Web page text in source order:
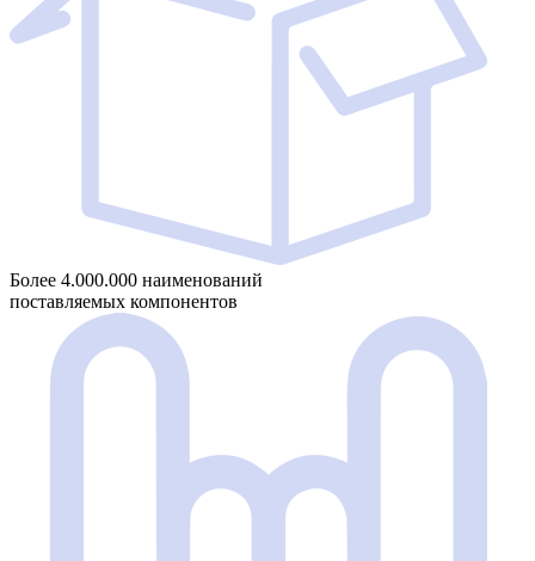
Более 4.000.000 наименований
поставляемых компонентов